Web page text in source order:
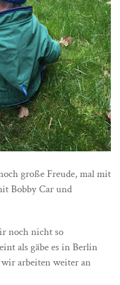
große Freude, mal mit
Bobby Car und
noch nicht so
als gäbe es in Berlin
arbeiten weiter an